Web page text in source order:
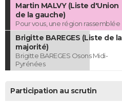
Martin MALVY (Liste d'Union
de la gauche)
Pour vous, une région rassemblée
Brigitte BAREGES (Liste de la
majorité)
Brigitte BAREGES Osons Midi-
Pyrénées
Participation au scrutin